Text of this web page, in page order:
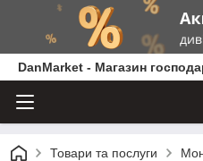
DanMarket - Магазин
Товари та послуги